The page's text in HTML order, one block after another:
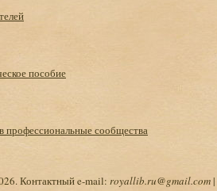
пособие
профессиональные сообщества
Контактный e-mail: royallib.ru@gmail.com|